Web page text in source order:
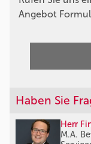
Angebot
Haben Sie
Herr
M.A.